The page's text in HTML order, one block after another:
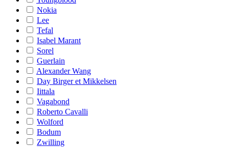
Nokia
Lee
Tefal
Isabel Marant
Sorel
Guerlain
Alexander Wang
Day Birger et Mikkelsen
Iittala
Vagabond
Roberto Cavalli
Wolford
Bodum
Zwilling